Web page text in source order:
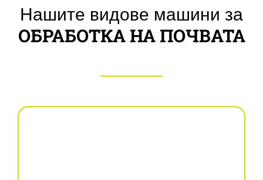
Нашите видове машини за
ОБРАБОТКА НА ПОЧВАТА